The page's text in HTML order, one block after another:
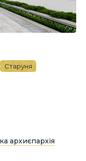
Старуня
архиєпархія